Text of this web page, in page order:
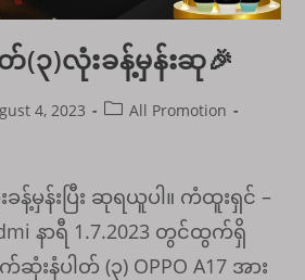
(၃)လုံးခန့်မှန်းဆု🎉
4, 2023
PostAll Promotion
န့်မှန်းပြီး ဆုရယူပါ။ ကံထူးရှင် –
နာရီ 1.7.2023 တွင်ထွက်ရှိ
နံပါတ် (၃) OPPO A17 အား